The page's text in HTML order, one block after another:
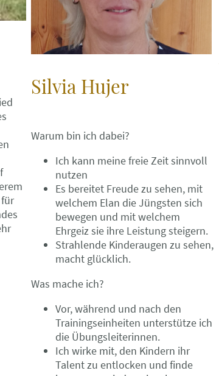
Silvia Hujer
Warum bin ich dabei?
Ich kann meine freie Zeit sinnvoll
nutzen
Es bereitet Freude zu sehen, mit
welchem Elan die Jüngsten sich
bewegen und mit welchem
Ehrgeiz sie ihre Leistung steigern.
Strahlende Kinderaugen zu sehen,
macht glücklich.
Was mache ich?
Vor, während und nach den
Trainingseinheiten unterstütze ich
die Übungsleiterinnen.
Ich wirke mit, den Kindern ihr
Talent zu entlocken und finde